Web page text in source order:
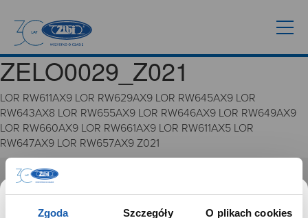
Zgoda Szczegóły O plikach cookies
ZELO0029_Z021
LOR RW611AX9 LOR RW629AX9 LOR RW645AX9 LOR
RW643AX8 LOR RW655AX9 LOR RW646AX9 LOR RW649AX9
LOR RW660AX9 LOR RW661AX9 LOR RW611AX5 LOR
RW647AX9 LOR RW657AX9 Z021
GRUPA ZIBI